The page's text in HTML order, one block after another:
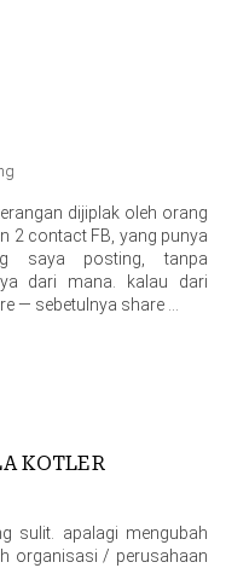
dijiplak oleh orang
2 contact FB, yang punya
saya posting, tanpa
dari mana. kalau dari
— sebetulnya share …
KOTLER
sulit. apalagi mengubah
organisasi / perusahaan